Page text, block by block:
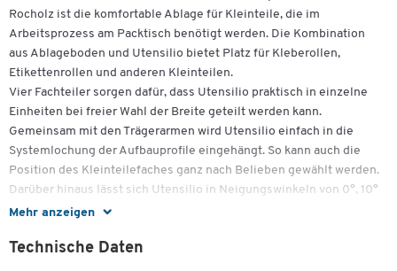
Mehr anzeigen
Rocholz ist die komfortable Ablage für Kleinteile, die im
Arbeitsprozess am Packtisch benötigt werden. Die Kombination
aus Ablageboden und Utensilio bietet Platz für Kleberollen,
Etikettenrollen und anderen Kleinteilen.
Vier Fachteiler sorgen dafür, dass Utensilio praktisch in einzelne
Einheiten bei freier Wahl der Breite geteilt werden kann.
Gemeinsam mit den Trägerarmen wird Utensilio einfach in die
Systemlochung der Aufbauprofile eingehängt. So kann auch die
Position des Kleinteilefaches ganz nach Belieben gewählt werden.
Darüber hinaus lässt sich Utensilio in Neigungswinkeln von 0°, 10°
oder 20° punktgenau auf die ergonomischen Bedürfnisse
Wir liefern Utensilio mit den passenden Trägerarmen zur
Technische Daten